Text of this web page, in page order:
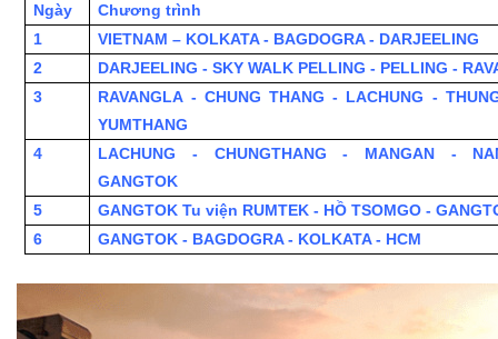
Ngày
Chương trình
1
VIETNAM – KOLKATA - BAGDOGRA - DARJEELING
2
DARJEELING - SKY WALK PELLING - PELLING -
3
RAVANGLA - CHUNG THANG - LACHUNG -
YUMTHANG
4
LACHUNG - CHUNGTHANG - MANGAN -
GANGTOK
5
GANGTOK Tu viện RUMTEK - HỒ TSOMGO -
6
GANGTOK - BAGDOGRA - KOLKATA - HCM